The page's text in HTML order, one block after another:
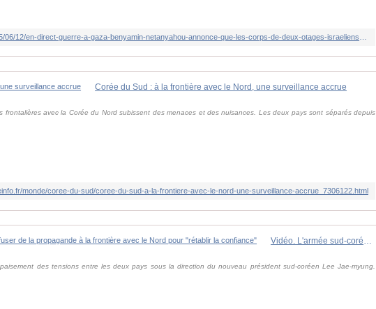
Corée du Sud : à la frontière avec le Nord, une surveillance accrue
frontalières avec la Corée du Nord subissent des menaces et des nuisances. Les deux pays sont séparés depuis
monde/coree-du-sud/coree-du-sud-a-la-frontiere-avec-le-nord-une-surveillance-accrue_7306122.html
Vidéo. L'armée sud-coréenne cesse de diffuser de la propagande à la frontière avec le Nord pour "rétablir la confiance"
des tensions entre les deux pays sous la direction du nouveau président sud-coréen Lee Jae-myung.